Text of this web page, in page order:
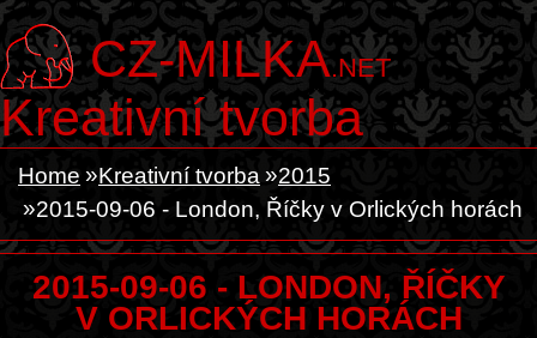
CZ-MILKA.NET
Kreativní tvorba
Home Kreativní tvorba
2015
2015-09-06 - London, Říčky v Orlických horách
2015-09-06 - LONDON, ŘÍČKY
V ORLICKÝCH HORÁCH